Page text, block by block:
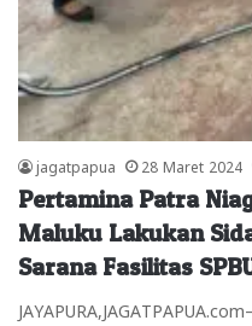
jagatpapua 28 Maret 2024
Pertamina Patra
Maluku Lakukan
Sarana Fasilitas